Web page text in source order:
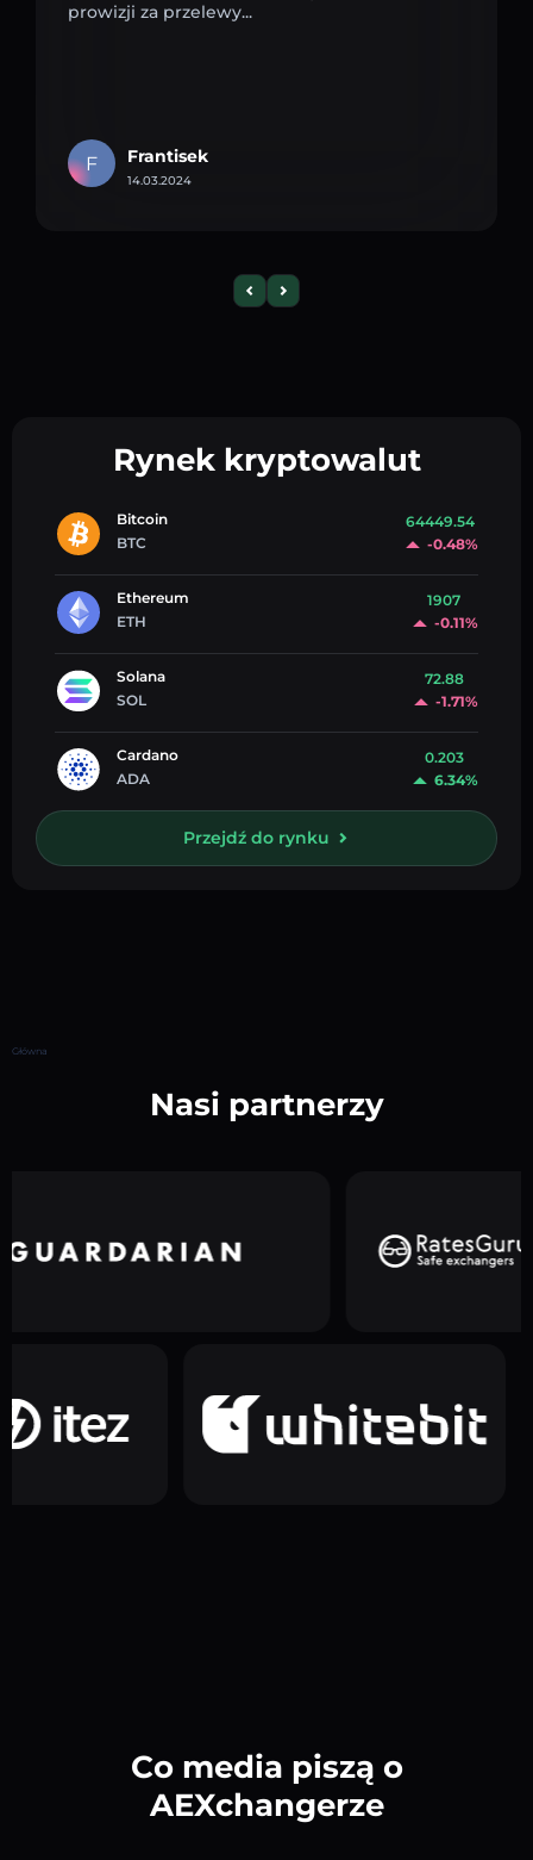
prowizji za przelewy...
F Frantisek
14.03.2024
Rynek kryptowalut
Bitcoin
BTC
64449.54
-0.48%
Ethereum
ETH
1907
-0.11%
Solana
SOL
72.88
-1.71%
Cardano
ADA
0.203
6.34%
Przejdź do rynku
Główna
Nasi partnerzy
Co media piszą o
AEXchangerze